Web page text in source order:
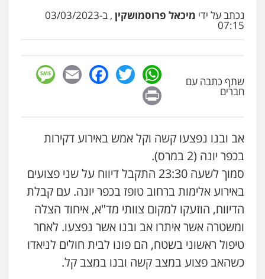
עו"ד אסף גונן
פשע חמור
גל דהן – משרד עורך דין פלילי
פלילי פשיעה חמורה סמים מעצרים
וחקירות
0544723840
עו"ד ראוף נג'אר
סמים רכוש
0548009246
נכתב על ידי מיכאל פרוסמושקין , ב-03/03/2023
07:15
שתף כתבה עם
חברים
WhatsApp
Twitter
Facebook
Email
אב ובנו נפצעו קשה וקל אמש באירוע דקירות
בכפר יונה (2 במרס).
סמוך לשעה 23:30 התקבל דיווח על שני פצועים
באירוע אלימות ברחוב טופז בכפר יונה. עם קבלת
הדיווח, הוזעקו למקום צוותי מד"א, איחוד הצלה
ומשטרה אשר איתרו אב ובנו אשר נפצעו. לאחר
טיפול ראשוני בשטח, הם פונו לבית חולים לניאדו
כשהאב פצוע במצב קשה ובנו במצב קל.
עו"ד דותן דניאלי
פלילי פשיעה חמורה צווארון לבן פשיעה
עורכי דין לענייני אסירים